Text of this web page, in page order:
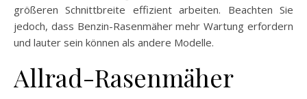
größeren Schnittbreite effizient arbeiten. Beachten Sie
jedoch, dass Benzin-Rasenmäher mehr Wartung erfordern
und lauter sein können als andere Modelle.
Allrad-Rasenmäher